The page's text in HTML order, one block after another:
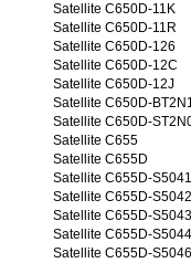
Satellite C650D-11K
Satellite C650D-11R
Satellite C650D-126
Satellite C650D-12C
Satellite C650D-12J
Satellite C650D-
Satellite C650D-
Satellite C655
Satellite C655D
Satellite C655D-S5041
Satellite C655D-S5042
Satellite C655D-S5043
Satellite C655D-S5044
Satellite C655D-S5046